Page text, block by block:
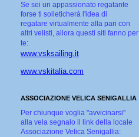
Se sei un appassionato regatante
forse ti solleticherà l'idea di
regatare virtualmente alla pari con
altri velisti, allora questi siti fanno per
te:
www.vsksailing.it
www.vskitalia.com
ASSOCIAZIONE VELICA SENIGALLIA
Per chiunque voglia "avvicinarsi"
alla vela segnalo il link della locale
Associazione Velica Senigallia: